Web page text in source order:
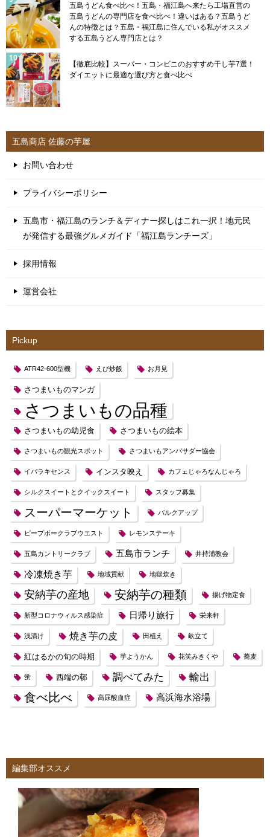
五島うどん食べ比べ！五島・福江島へ来たら工場直営の
五島うどんの専門店を食べ比べ！違いはある？五島うど
んの特徴とは？五島・福江島に住んでいる私がオススメ
する五島うどん専門店とは？
【徹底比較】スーパー・コンビニのおすすめ干し芋7選！
ダイエットに最適な選び方と食べ比べ
五島商店 佐藤の芋屋
お問い合わせ
プライバシーポリシー
五島市・福江島のランチ＆ディナー探しはこれ一択！地元民
が発信する最強グルメガイド「福江島ランチーズ」
採用情報
運営会社
Pickup
ATR42-600型機 えび炒飯 お月見
さつまいものマンガ
さつまいもの品種
さつまいもの幼児食 さつまいもの絵本
さつまいもの観光スポット さつまいもアンバサダー協会
イバラキセンス インスタ映え カフェじゃろなんじゃろ
シルクスイートとクイックスイート スタッフ募集
スーパーマーケット バルクアップ
ピープボークラブウエスト レモンステーキ
五島カントリークラブ 五島市ランチ 井持浦教会
冷凍焼き芋 地域貢献 地獄炊き
安納芋の産地 安納芋の種類 揚げ物定食
新型コロナウィルス感染症 日帰り旅行 栄来軒
浅漬け 焼き芋の皮 田植え 畝立て
紅はるかの旬の時期 芋ようかん 花笑みきくや 蕎麦
蛍 西端の邨 調べてみた 輸出
食べ比べ 高尿酸血症 高浜海水浴場
編集部オススメ